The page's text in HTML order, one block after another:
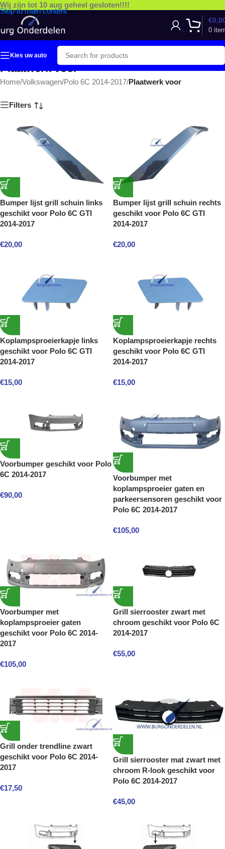
Skip to main content
Wij zijn tot 10 aug geheel gesloten!!!!
0
€
Kies uw auto
Plaatwerk voor
Home/Volkswagen/Polo 6C 2014-2017/Plaatwerk voor
Filters
Bumper lijst grill schuin links
geschikt voor Polo 6C GTI
2014-2017
€20,00
Bumper lijst grill schuin rechts
geschikt voor Polo 6C GTI
2014-2017
€20,00
Koplampsproeierkapje links
geschikt voor Polo 6C GTI
2014-2017
€15,00
Koplampsproeierkapje rechts
geschikt voor Polo 6C GTI
2014-2017
€15,00
Voorbumper geschikt voor Polo
6C 2014-2017
€90,00
Voorbumper met
koplampsproeier gaten en
parkeersensoren geschikt voor
Polo 6C 2014-2017
€105,00
Voorbumper met
koplampsproeier gaten
geschikt voor Polo 6C 2014-
2017
€105,00
Grill sierrooster zwart met
chroom geschikt voor Polo 6C
2014-2017
€55,00
Grill onder trendline zwart
geschikt voor Polo 6C 2014-
2017
€17,50
Grill sierrooster mat zwart met
chroom R-look geschikt voor
Polo 6C 2014-2017
€45,00